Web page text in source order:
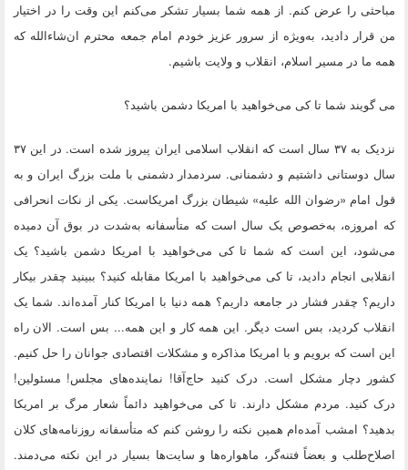
مباحثی را عرض کنم. از همه شما بسیار تشکر می‌کنم این وقت را در اختیار
من قرار دادید، به‌ویژه از سرور عزیز خودم امام جمعه محترم ان‌شاءالله که
همه ما در مسیر اسلام، انقلاب و ولایت باشیم.
می گویند شما تا کی می‌خواهید با امریکا دشمن باشید؟
نزدیک به ۳۷ سال است که انقلاب اسلامی ایران پیروز شده است. در این ۳۷
سال دوستانی داشتیم و دشمنانی. سردمدار دشمنی با ملت بزرگ ایران و به
قول امام «رضوان الله علیه» شیطان بزرگ امریکاست. یکی از نکات انحرافی
که امروزه، به‌خصوص یک سال است که متأسفانه به‌شدت در بوق آن دمیده
می‌شود، این است که شما تا کی می‌خواهید با امریکا دشمن باشید؟ یک
انقلابی انجام دادید، تا کی می‌خواهید با امریکا مقابله کنید؟ ببینید چقدر بیکار
داریم؟ چقدر فشار در جامعه داریم؟ همه دنیا با امریکا کنار آمده‌اند. شما یک
انقلاب کردید، بس است دیگر. این همه کار و این همه... بس است. الان راه
این است که برویم و با امریکا مذاکره و مشکلات اقتصادی جوانان را حل کنیم.
کشور دچار مشکل است. درک کنید حاج‌آقا! نماینده‌های مجلس! مسئولین!
درک کنید. مردم مشکل دارند. تا کی می‌خواهید دائماً شعار مرگ بر امریکا
بدهید؟ امشب آمده‌ام همین نکته را روشن کنم که متأسفانه روزنامه‌های کلان
اصلاح‌طلب و بعضاً فتنه‌گر، ماهواره‌ها و سایت‌ها بسیار در این نکته می‌دمند.